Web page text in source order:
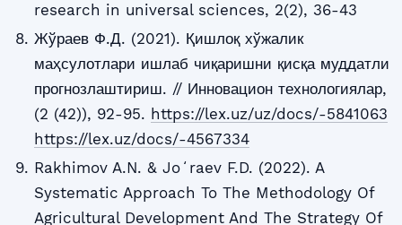
research in universal sciences, 2(2), 36-43
Жўраев Ф.Д. (2021). Қишлоқ хўжалик
маҳсулотлари ишлаб чиқаришни қисқа муддатли
прогнозлаштириш. // Инновацион технологиялар,
(2 (42)), 92-95. https://lex.uz/uz/docs/-5841063
https://lex.uz/docs/-4567334
Rakhimov A.N. & Joʻraev F.D. (2022). A
Systematic Approach To The Methodology Of
Agricultural Development And The Strategy Of